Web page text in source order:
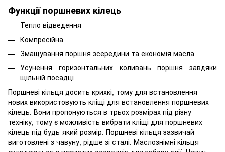
Функції поршневих кілець
Тепло відведення
Компресійна
Змащування поршня зсередини та економія масла
Усунення горизонтальних коливань поршня завдяки
щільній посадці
Поршневі кільця досить крихкі, тому для встановлення
нових використовують кліщі для встановлення поршневих
кілець. Вони пропонуються в трьох розмірах під різну
техніку, тому є можливість вибрати кліщі для поршневих
кілець під будь-який розмір. Поршневі кільця зазвичай
виготовлені з чавуну, рідше зі сталі. Маслознімні кільця